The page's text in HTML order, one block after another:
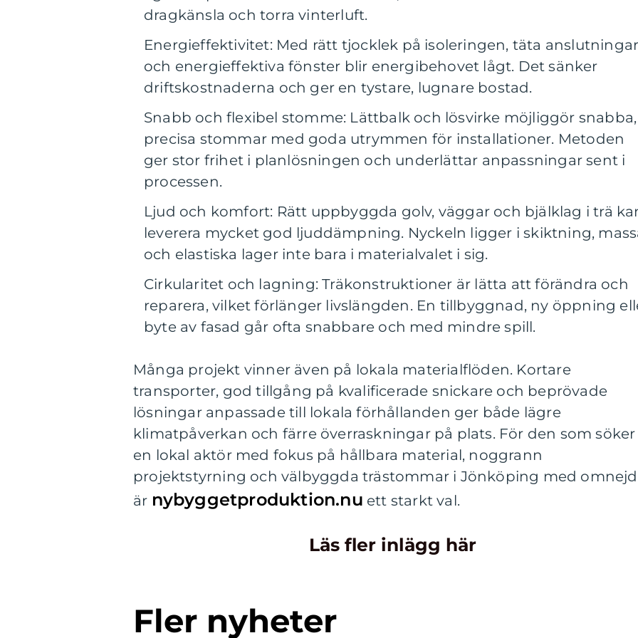
dragkänsla och torra vinterluft.
Energieffektivitet: Med rätt tjocklek på isoleringen, täta anslutningar
och energieffektiva fönster blir energibehovet lågt. Det sänker
driftskostnaderna och ger en tystare, lugnare bostad.
Snabb och flexibel stomme: Lättbalk och lösvirke möjliggör snabba,
precisa stommar med goda utrymmen för installationer. Metoden
ger stor frihet i planlösningen och underlättar anpassningar sent i
processen.
Ljud och komfort: Rätt uppbyggda golv, väggar och bjälklag i trä
leverera mycket god ljuddämpning. Nyckeln ligger i skiktning,
och elastiska lager inte bara i materialvalet i sig.
Cirkularitet och lagning: Träkonstruktioner är lätta att förändra och
reparera, vilket förlänger livslängden. En tillbyggnad, ny öppning
byte av fasad går ofta snabbare och med mindre spill.
Många projekt vinner även på lokala materialflöden. Kortare
transporter, god tillgång på kvalificerade snickare och beprövade
lösningar anpassade till lokala förhållanden ger både lägre
klimatpåverkan och färre överraskningar på plats. För den som söker
en lokal aktör med fokus på hållbara material, noggrann
projektstyrning och välbyggda trästommar i Jönköping med
är nybyggetproduktion.nu ett starkt val.
Läs fler inlägg här
Fler nyheter